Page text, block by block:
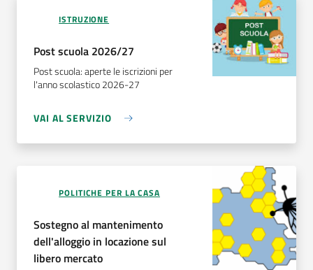
ISTRUZIONE
Post scuola 2026/27
Post scuola: aperte le iscrizioni per
l'anno scolastico 2026-27
VAI AL SERVIZIO
POLITICHE PER LA CASA
Sostegno al mantenimento
dell'alloggio in locazione sul
libero mercato